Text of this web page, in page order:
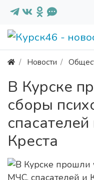
Новости
В Курске
сборы
Креста